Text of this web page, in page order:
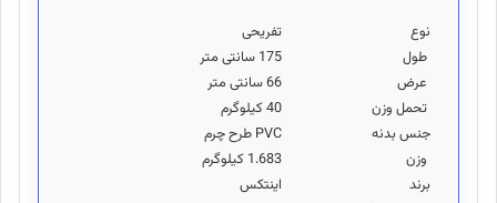
نوع
تفریحی
طول
عرض
تحمل وزن
جنس بدنه
وزن
برند
اینتکس